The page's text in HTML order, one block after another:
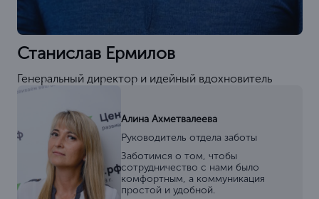
Станислав Ермилов
Генеральный директор и идейный вдохновитель
Алина Ахметвалеева
Руководитель отдела заботы
Заботимся о том, чтобы
сотрудничество с нами было
комфортным, а коммуникация
простой и удобной.